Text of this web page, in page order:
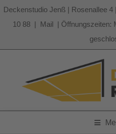
Deckenstudio Jenß | Rosenallee 4
10 88 | Mail | Öffnungszeiten: